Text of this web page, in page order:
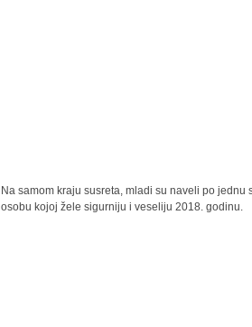
Na samom kraju susreta, mladi su naveli po
osobu kojoj žele sigurniju i veseliju 2018. godinu.